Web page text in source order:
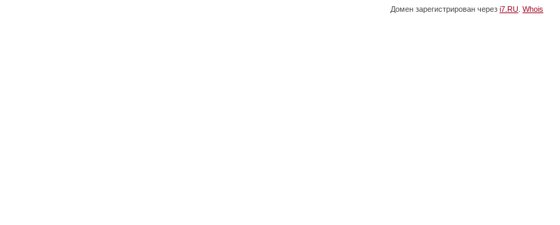
Домен зарегистрирован через i7.RU Whois